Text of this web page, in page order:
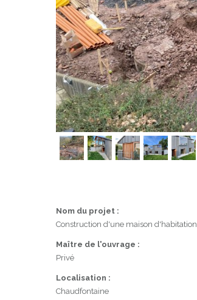
Nom du projet :
Construction d'une maison d'habitation
Maître de l'ouvrage :
Privé
Localisation :
Chaudfontaine